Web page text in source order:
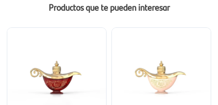
Productos que te pueden interesar